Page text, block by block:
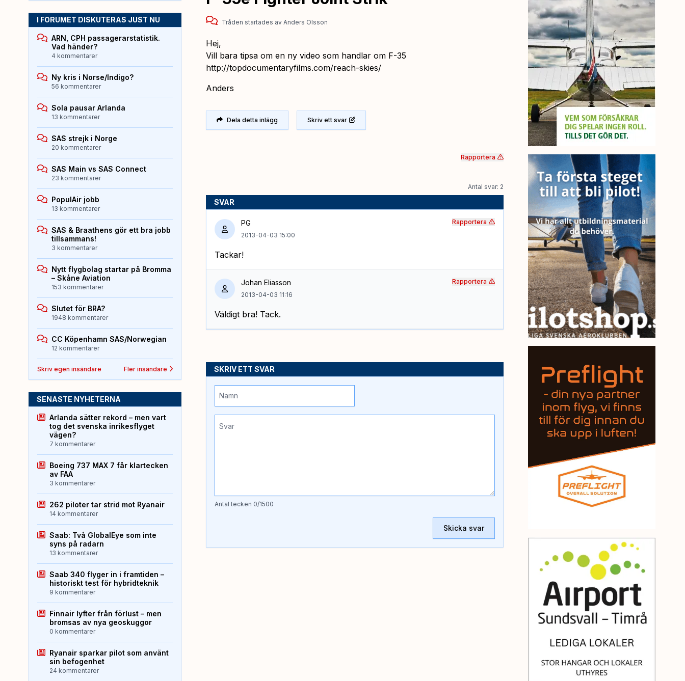
Tråden startades av Anders Olsson
Hej,
Vill bara tipsa om en ny video som handlar om F-35
http://topdocumentaryfilms.com/reach-skies/
Anders
Dela detta inlägg Skriv ett svar
Rapportera
Antal svar: 2
SVAR
PG
2013-04-03 15:00
Tackar!
Rapportera
Johan Eliasson
2013-04-03 11:16
Väldigt bra! Tack.
Rapportera
SKRIV ETT SVAR
Antal tecken 0/1500
Skicka svar
I FORUMET DISKUTERAS JUST NU
ARN, CPH passagerarstatistik.
Vad händer?
4 kommentarer
Ny kris i Norse/Indigo?
56 kommentarer
Sola pausar Arlanda
13 kommentarer
SAS strejk i Norge
20 kommentarer
SAS Main vs SAS Connect
23 kommentarer
PopulAir jobb
13 kommentarer
SAS & Braathens gör ett bra jobb
tillsammans!
3 kommentarer
Nytt flygbolag startar på Bromma
– Skåne Aviation
153 kommentarer
Slutet för BRA?
1948 kommentarer
CC Köpenhamn SAS/Norwegian
12 kommentarer
Skriv egen insändare Fler insändare
SENASTE NYHETERNA
Arlanda sätter rekord – men vart
tog det svenska inrikesflyget
vägen?
7 kommentarer
Boeing 737 MAX 7 får klartecken
av FAA
3 kommentarer
262 piloter tar strid mot Ryanair
14 kommentarer
Saab: Två GlobalEye som inte
syns på radarn
13 kommentarer
Saab 340 flyger in i framtiden –
historiskt test för hybridteknik
9 kommentarer
Finnair lyfter från förlust – men
bromsas av nya geoskuggor
0 kommentarer
Ryanair sparkar pilot som använt
sin befogenhet
24 kommentarer